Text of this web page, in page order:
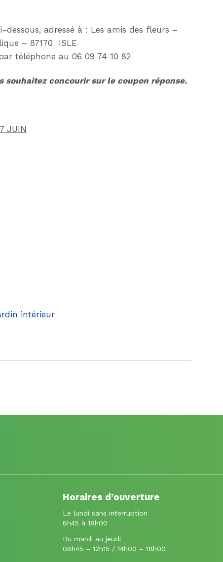
adressé à : Les amis des fleurs –
– 87170 ISLE
téléphone au 06 09 74 10 82
souhaitez concourir sur le coupon réponse.
JUIN
intérieur
Horaires d’ouverture
Le lundi sans interruption
8h45 à 18h00
Du mardi au jeudi
08h45 – 12h15 / 14h00 – 18h00